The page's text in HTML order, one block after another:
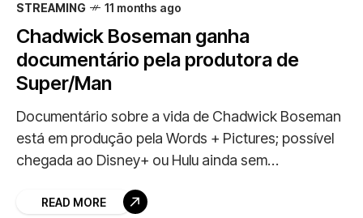
STREAMING 11 months ago
Chadwick Boseman ganha
documentário pela produtora de
Super/Man
Documentário sobre a vida de Chadwick Boseman
está em produção pela Words + Pictures; possível
chegada ao Disney+ ou Hulu ainda sem
READ MORE